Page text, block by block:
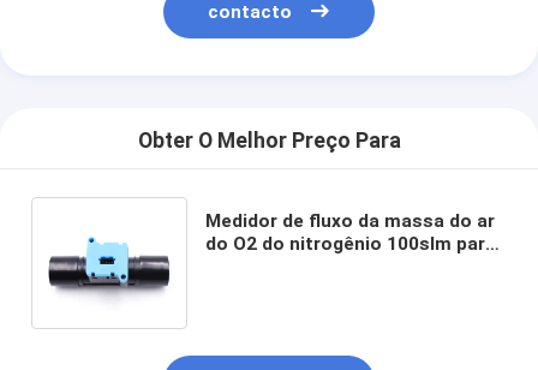
contacto
Obter O Melhor Preço Para
Medidor de fluxo da massa do ar
do O2 do nitrogênio 100slm para